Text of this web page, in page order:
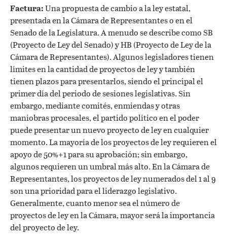
Factura:Una propuesta de cambio a la ley estatal,
presentada en la Cámara de Representantes o en el
Senado de la Legislatura. A menudo se describe como SB
(Proyecto de Ley del Senado) y HB (Proyecto de Ley de la
Cámara de Representantes). Algunos legisladores tienen
límites en la cantidad de proyectos de ley y también
tienen plazos para presentarlos, siendo el principal el
primer día del periodo de sesiones legislativas. Sin
embargo, mediante comités, enmiendas y otras
maniobras procesales, el partido político en el poder
puede presentar un nuevo proyecto de ley en cualquier
momento. La mayoría de los proyectos de ley requieren el
apoyo de 50%+1 para su aprobación; sin embargo,
algunos requieren un umbral más alto. En la Cámara de
Representantes, los proyectos de ley numerados del 1 al 9
son una prioridad para el liderazgo legislativo.
Generalmente, cuanto menor sea el número de
proyectos de ley en la Cámara, mayor será la importancia
del proyecto de ley.